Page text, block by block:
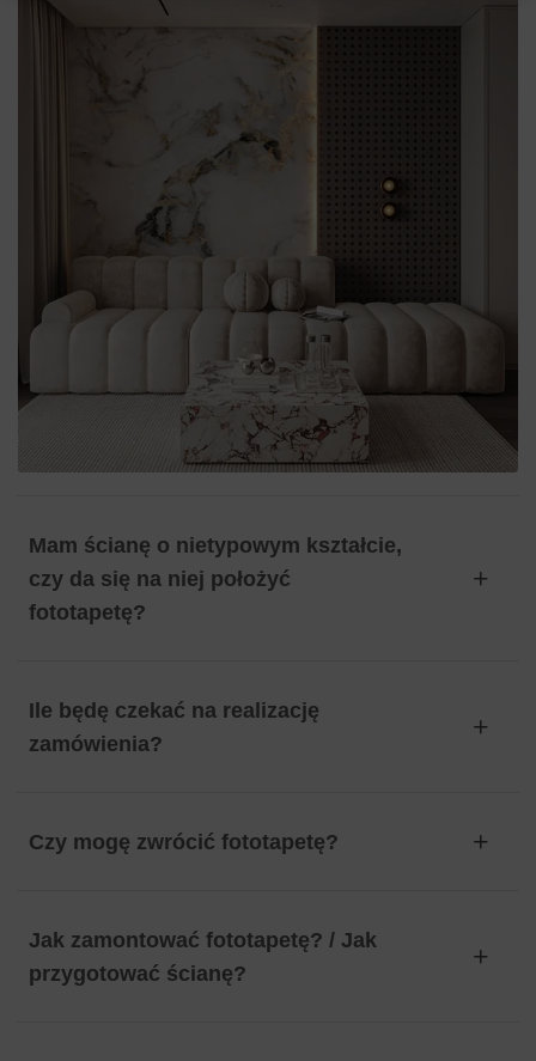
Mam ścianę o nietypowym kształcie,
czy da się na niej położyć
fototapetę?
Ile będę czekać na realizację
zamówienia?
Czy mogę zwrócić fototapetę?
Jak zamontować fototapetę? / Jak
przygotować ścianę?